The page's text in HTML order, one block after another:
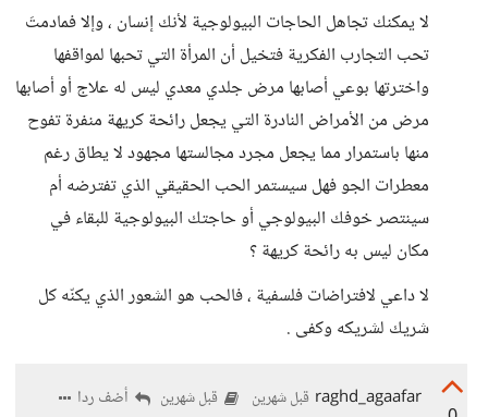
لا يمكنك تجاهل الحاجات البيولوجية لأنك إنسان ، وإلا فمادمتَ
تحب التجارب الفكرية فتخيل أن المرأة التي تحبها لمواقفها
واخترتها بوعي أصابها مرض جلدي معدي ليس له علاج أو أصابها
مرض من الأمراض النادرة التي يجعل رائحة كريهة منفرة تفوح
منها باستمرار مما يجعل مجرد مجالستها مجهود لا يطاق رغم
معطرات الجو فهل سيستمر الحب الحقيقي الذي تفترضه أم
سينتصر خوفك البيولوجي أو حاجتك البيولوجية للبقاء في
مكان ليس به رائحة كريهة ؟
لا داعي لافتراضات فلسفية ، فالحب هو الشعور الذي يكنّه كل
شريك لشريكه وكفى .
raghd_agaafar قبل شهرين قبل شهرين
أضف ردا